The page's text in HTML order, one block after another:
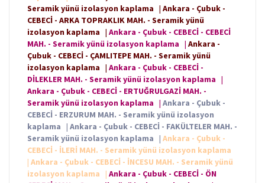
Seramik yünü izolasyon kaplama | Ankara - Çubuk -
CEBECİ - ARKA TOPRAKLIK MAH. - Seramik yünü
izolasyon kaplama | Ankara - Çubuk - CEBECİ - CEBECİ
MAH. - Seramik yünü izolasyon kaplama | Ankara -
Çubuk - CEBECİ - ÇAMLITEPE MAH. - Seramik yünü
izolasyon kaplama | Ankara - Çubuk - CEBECİ -
DİLEKLER MAH. - Seramik yünü izolasyon kaplama |
Ankara - Çubuk - CEBECİ - ERTUĞRULGAZİ MAH. -
Seramik yünü izolasyon kaplama | Ankara - Çubuk -
CEBECİ - ERZURUM MAH. - Seramik yünü izolasyon
kaplama | Ankara - Çubuk - CEBECİ - FAKÜLTELER MAH. -
Seramik yünü izolasyon kaplama | Ankara - Çubuk -
CEBECİ - İLERİ MAH. - Seramik yünü izolasyon kaplama
| Ankara - Çubuk - CEBECİ - İNCESU MAH. - Seramik yünü
izolasyon kaplama
| Ankara - Çubuk - CEBECİ - ÖN